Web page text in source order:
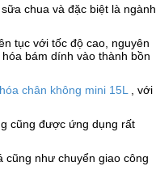
chua và đặc biệt là ngành
tục với tốc độ cao, nguyên
bám dính vào thành bồn
chân không mini 15L
, với
cũng được ứng dụng rất
cũng như chuyển giao công